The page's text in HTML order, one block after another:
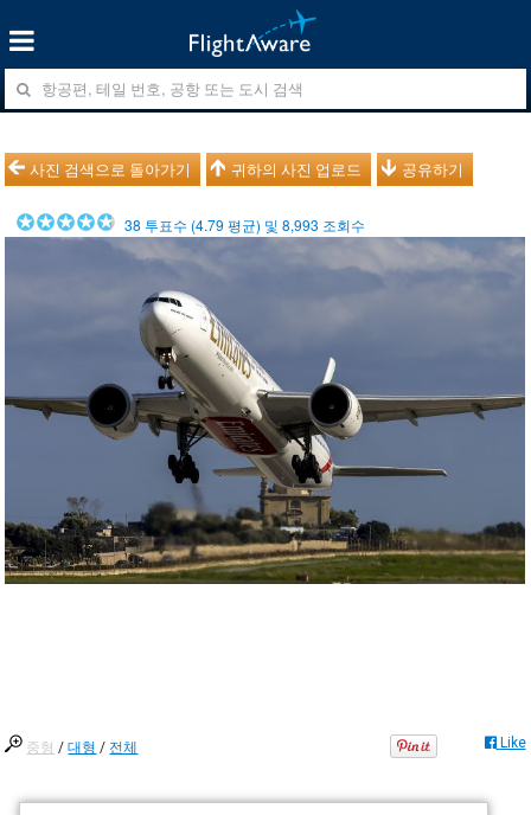
사진 검색으로 돌아가기 귀하의 사진 업로드 공유하기
38 투표수 (4.79 평균) 및8,993 조회수
중형 /대형 / 전체 Like